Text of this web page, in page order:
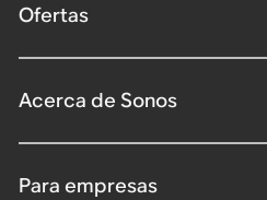
Ofertas
Acerca de Sonos
Para empresas